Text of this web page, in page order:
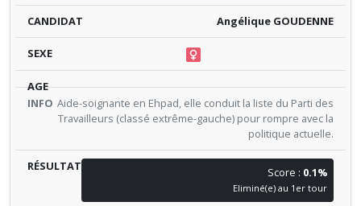
Angélique GOUDENNE
Aide-soignante en Ehpad, elle conduit la liste du Parti des
Travailleurs (classé extrême-gauche) pour rompre avec la
politique actuelle.
Score : 0.1%
Eliminé(e) au 1er tour